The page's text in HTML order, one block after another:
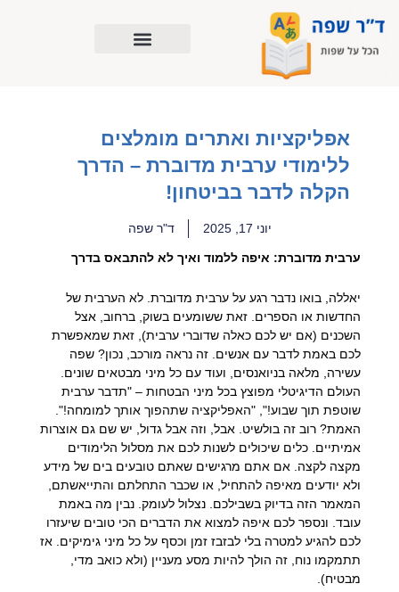
לתוכן
אפליקציות ואתרים מומלצים
ללימודי ערבית מדוברת – הדרך
הקלה לדבר בביטחון!
יוני 17, 2025 ד"ר שפה
ערבית מדוברת: איפה ללמוד ואיך לא להתבאס בדרך
יאללה, בואו נדבר רגע על ערבית מדוברת. לא הערבית של
החדשות או הספרים. זאת ששומעים בשוק, ברחוב, אצל
השכנים (אם יש לכם כאלה שדוברי ערבית), זאת שמאפשרת
לכם באמת לדבר עם אנשים. זה נראה מורכב, נכון? שפה
עשירה, מלאה בניואנסים, ועוד עם כל מיני מבטאים שונים.
העולם הדיגיטלי מפוצץ בכל מיני הבטחות – "תדבר ערבית
שוטפת תוך שבוע!", "האפליקציה שתהפוך אותך למומחה!".
האמת? רוב זה בולשיט. אבל, וזה אבל גדול, יש שם גם אוצרות
אמיתיים. כלים שיכולים לשנות לכם את מסלול הלימודים
מקצה לקצה. אם אתם מרגישים שאתם טובעים בים של מידע
ולא יודעים מאיפה להתחיל, או שכבר התחלתם והתייאשתם,
המאמר הזה בדיוק בשבילכם. נצלול לעומק. נבין מה באמת
עובד. ונספר לכם איפה למצוא את הדברים הכי טובים שיעזרו
לכם להגיע למטרה בלי לבזבז זמן וכסף על כל מיני גימיקים. אז
תתמקמו נוח, זה הולך להיות מסע מעניין (ולא כואב מדי,
מבטיח).